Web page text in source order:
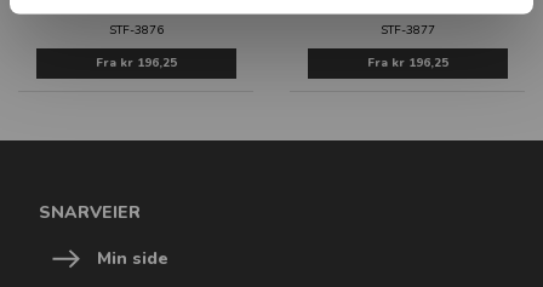
STF-3876
Fra kr 196,25
STF-3877
Fra kr 196,25
SNARVEIER
Min side